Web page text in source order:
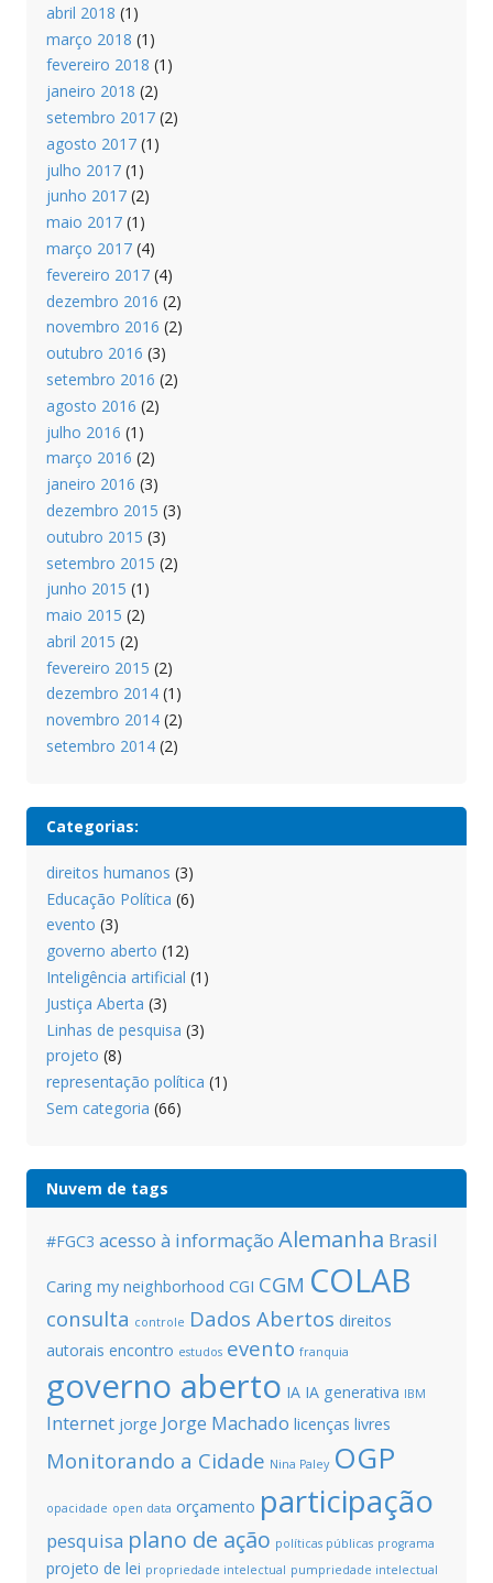
abril 2018 (1)
março 2018 (1)
fevereiro 2018 (1)
janeiro 2018 (2)
setembro 2017(2)
agosto 2017(1)
julho 2017(1)
junho 2017(2)
maio 2017(1)
março 2017(4)
fevereiro 2017(4)
dezembro 2016 (2)
novembro 2016 (2)
outubro 2016 (3)
setembro 2016 (2)
agosto 2016 (2)
julho 2016 (1)
março 2016 (2)
janeiro 2016 (3)
dezembro 2015 (3)
outubro 2015 (3)
setembro 2015 (2)
junho 2015 (1)
maio 2015 (2)
abril 2015 (2)
fevereiro 2015 (2)
dezembro 2014(1)
novembro 2014(2)
setembro 2014(2)
Categorias:
direitos humanos (3)
Educação Política (6)
evento (3)
governo aberto (12)
Inteligência artificial (1)
Justiça Aberta (3)
Linhas de pesquisa (3)
projeto (8)
representação política (1)
Sem categoria (66)
Nuvem de tags
#FGC3 acesso à informação Alemanha Brasil
Caring my neighborhood CGI CGM COLAB
consulta controle Dados Abertos direitos
autorais encontro estudos evento franquia
governo aberto IA IA generativa IBM
Internet jorge Jorge Machado licenças livres
Monitorando a Cidade Nina Paley OGP
opacidade open data orçamento participação
pesquisa plano de ação políticas públicas programa
projeto de lei propriedade intelectual pumpriedade intelectual